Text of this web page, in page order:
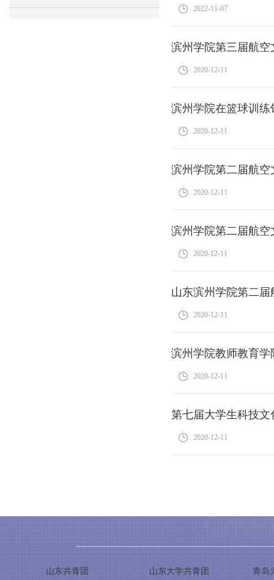
2022-11-07
滨州学院第三届航
2020-12-11
滨州学院在篮球训
2020-12-11
滨州学院第二届航空
2020-12-11
滨州学院第二届航空
2020-12-11
山东滨州学院第二
2020-12-11
滨州学院教师教育
2020-12-11
第七届大学生科技
2020-12-11
山东共青团 山东大学共青团
青岛